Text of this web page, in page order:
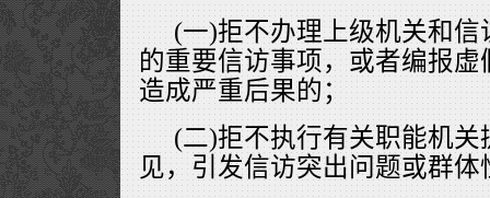
(一)拒不办理上级机关和
的重要信访事项，或者编报
造成严重后果的；
(二)拒不执行有关职能机
见，引发信访突出问题或群体